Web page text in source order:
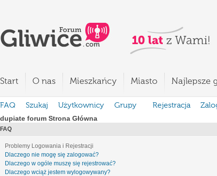
Start O nas Mieszkańcy Miasto Najlepsze
FAQ Szukaj Użytkownicy Grupy Rejestracja
dupiate forum Strona Główna
FAQ
Problemy Logowania i Rejestracji
Dlaczego nie mogę się zalogować?
Dlaczego w ogóle muszę się rejestrować?
Dlaczego wciąż jestem wylogowywany?